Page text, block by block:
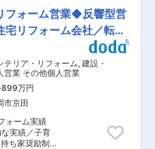
フォーム営業◆反響型営
リフォーム会社／転勤
テリア・リフォーム, 建設・
営業 その他個人営業
899万円
市京田
ォーム実績
実績／子育
ち家奨励制